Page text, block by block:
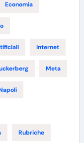
Economia
Internet
Meta
Rubriche